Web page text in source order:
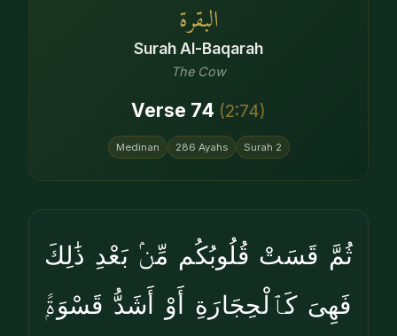
البقرة
Surah Al-Baqarah
The Cow
Verse 74 (2:74)
Medinan 286 Ayahs Surah 2
ثُمَّ قَسَتْ قُلُوبُكُم مِّنۢ بَعْدِ ذَٰلِكَ
فَهِىَ كَٱلْحِجَارَةِ أَوْ أَشَدُّ قَسْوَةًۭ